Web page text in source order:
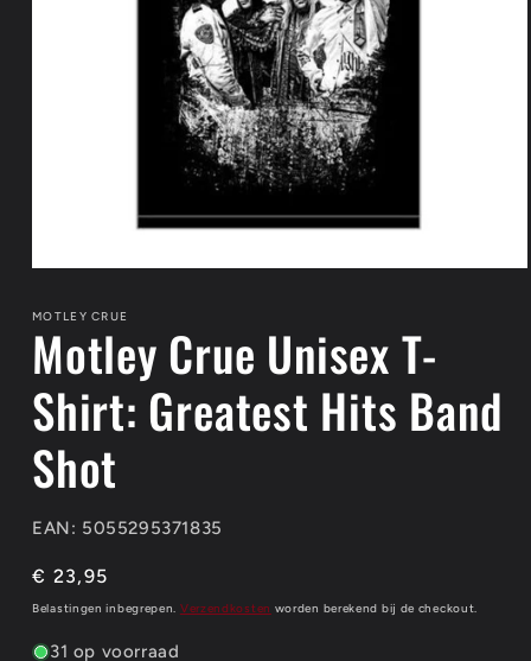
openen
modaal
MOTLEY CRUE
Motley Crue Unisex T-
Shirt: Greatest Hits Band
Shot
EAN: 5055295371835
Normale
prijs
€ 23,95
Belastingen inbegrepen. Verzendkosten worden berekend bij de checkout.
31 op voorraad